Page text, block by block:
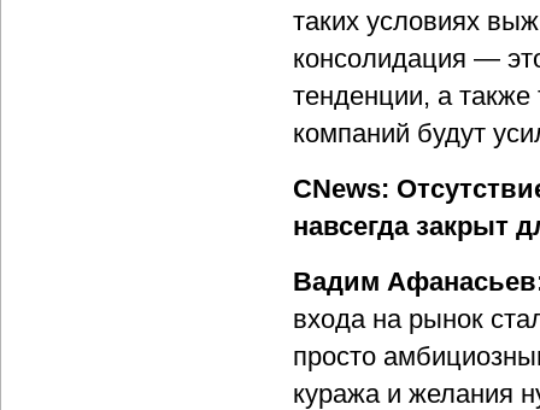
таких условиях
консолидация —
тенденции, а
компаний будут
CNews:
навсегда закрыт
Вадим
входа на рынок
просто
куража и желания